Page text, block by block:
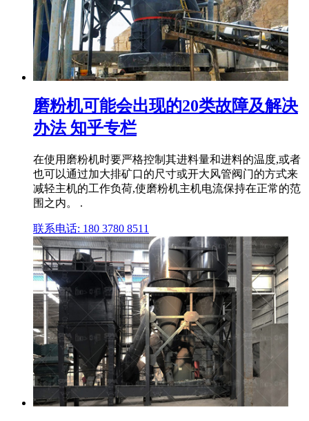
磨粉机可能会出现的20类故障及解决
办法 知乎专栏
在使用磨粉机时要严格控制其进料量和进料的温度,或者
也可以通过加大排矿口的尺寸或开大风管阀门的方式来
减轻主机的工作负荷,使磨粉机主机电流保持在正常的范
围之内。 .
联系电话: 180 3780 8511